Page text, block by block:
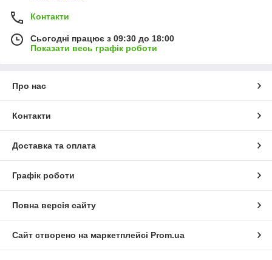
Контакти
Сьогодні працює з 09:30 до 18:00
Показати весь графік роботи
Про нас
Контакти
Доставка та оплата
Графік роботи
Повна версія сайту
Сайт створено на маркетплейсі Prom.ua